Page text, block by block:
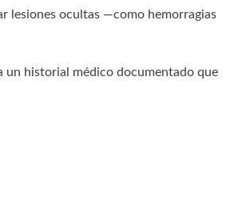
lesiones ocultas —como hemorragias
un historial médico documentado que